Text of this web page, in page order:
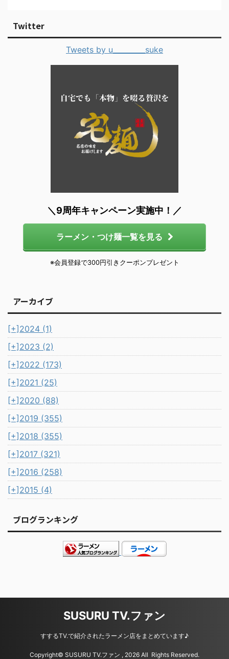
Twitter
Tweets by u_________suke
＼9周年キャンペーン実施中！／
ラーメン・つけ麺一覧を見る
※会員登録で300円引きクーポンプレゼント
アーカイブ
[+] 2024 (1)
[+] 2023 (2)
[+] 2022 (173)
[+] 2021 (25)
[+] 2020 (88)
[+] 2019 (355)
[+] 2018 (355)
[+] 2017 (321)
[+] 2016 (258)
[+] 2015 (4)
ブログランキング
SUSURU TV.ファン
すするTV.で紹介されたラーメン店をまとめています♪
Copyright© SUSURU TV.ファン , 2026 All Rights Reserved.